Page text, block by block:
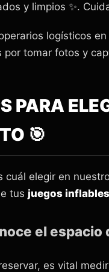
y limpios ✨.
logísticos en
por tomar fotos y
PARA
🎯
cuál elegir en
tus juegos inflables
el
es vital